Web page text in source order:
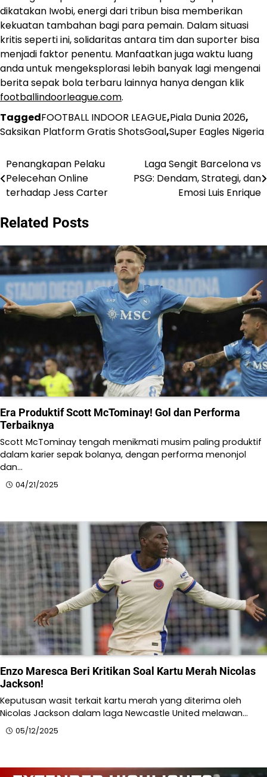
dikatakan Iwobi, energi dari tribun bisa memberikan
kekuatan tambahan bagi para pemain. Dalam situasi
kritis seperti ini, solidaritas antara tim dan suporter bisa
menjadi faktor penentu. Manfaatkan juga waktu luang
anda untuk mengeksplorasi lebih banyak lagi mengenai
berita sepak bola terbaru lainnya hanya dengan klik
footballindoorleague.com.
TaggedFOOTBALL INDOOR LEAGUE,Piala Dunia 2026,
Saksikan Platform Gratis ShotsGoal,Super Eagles Nigeria
Post
navigation
Penangkapan Pelaku
Pelecehan Online
terhadap Jess Carter
Laga Sengit Barcelona vs
PSG: Dendam, Strategi, dan
Emosi Luis Enrique
Related Posts
Era Produktif Scott McTominay! Gol dan Performa
Terbaiknya
Scott McTominay tengah menikmati musim paling produktif
dalam karier sepak bolanya, dengan performa menonjol
dan…
04/21/2025
Enzo Maresca Beri Kritikan Soal Kartu Merah Nicolas
Jackson!
Keputusan wasit terkait kartu merah yang diterima oleh
Nicolas Jackson dalam laga Newcastle United melawan…
05/12/2025